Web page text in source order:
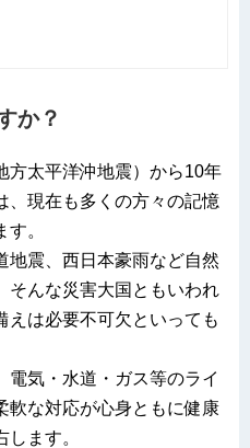
か？
方太平洋沖地震）から10年
、現在も多くの方々の記憶
。
地震、西日本豪雨など自然
そんな災害大国ともいわれ
えは必要不可欠といっても
電気・水道・ガス等のライ
軟な対応が心身ともに健康
ます。